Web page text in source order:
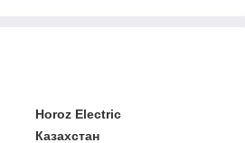
Horoz Electric
Казахстан